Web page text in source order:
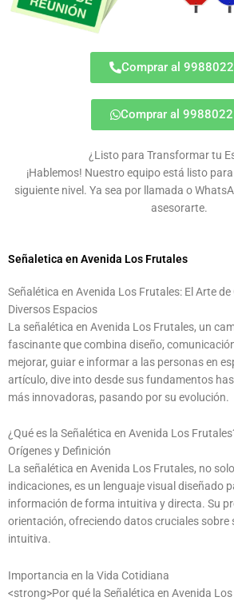
Comprar al
Comprar al
¿Listo para Transformar tu
¡Hablemos! Nuestro equipo está listo
siguiente nivel. Ya sea por llamada o
asesorarte.
Señaletica en Avenida Los Frutales
Señalética en Avenida Los Frutales: El Arte
Diversos Espacios
La señalética en Avenida Los Frutales, un
fascinante que combina diseño,
mejorar, guiar e informar a las personas en
artículo, dive into desde sus fundamentos
más innovadoras, pasando por su evolución.
¿Qué es la Señalética en Avenida Los
Orígenes y Definición
La señalética en Avenida Los Frutales, no
indicaciones, es un lenguaje visual diseñado
información de forma intuitiva y directa. Su
orientación, ofreciendo datos cruciales sobre
intuitiva.
Importancia en la Vida Cotidiana
<strong>Por qué la Señalética en Avenida